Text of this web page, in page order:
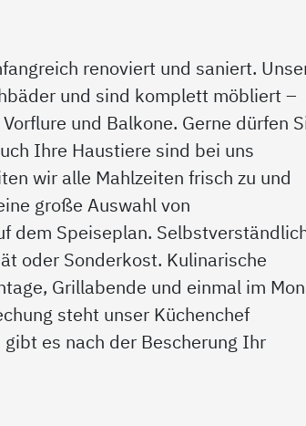
renoviert und saniert.
und sind komplett möbliert –
und Balkone. Gerne dürfen
Ihre Haustiere sind bei uns
wir alle Mahlzeiten frisch zu und
große Auswahl von
dem Speiseplan.
oder Sonderkost. Kulinarische
Grillabende und einmal im
steht unser Küchenchef
es nach der Bescherung Ihr